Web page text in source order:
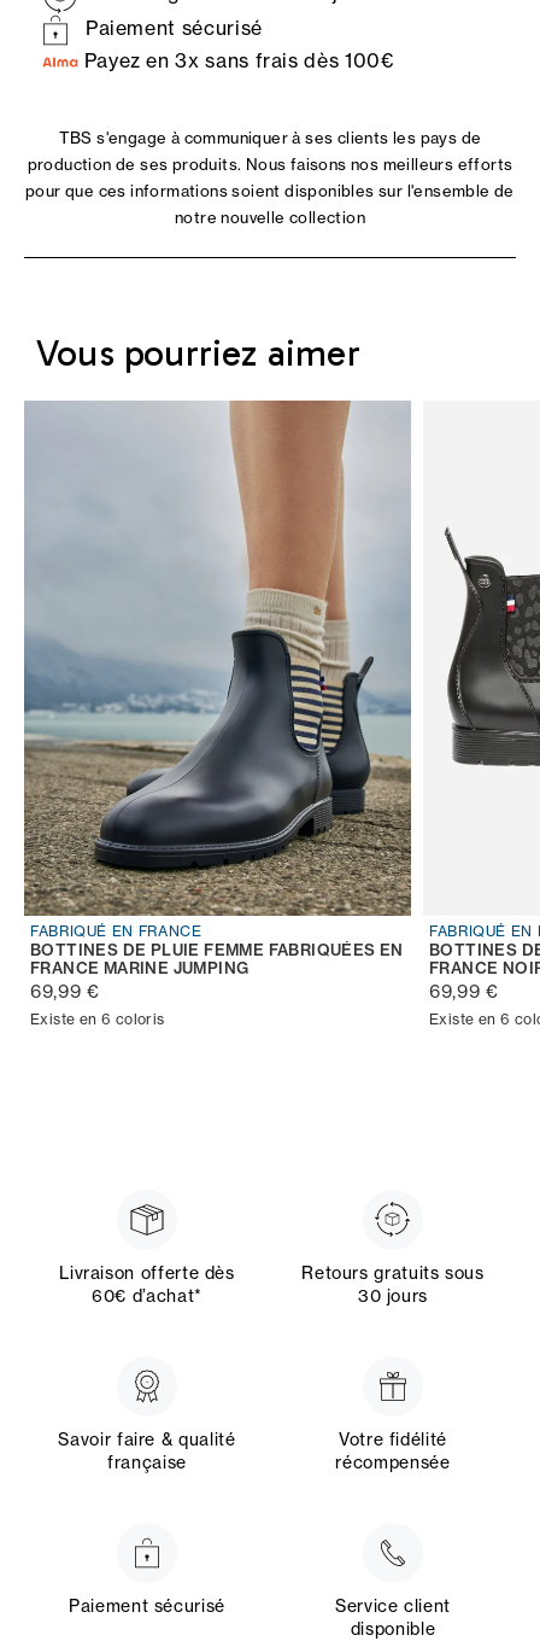
Paiement sécurisé
Payez en 3x sans frais dès 100€
TBS s'engage à communiquer à ses clients les pays de
production de ses produits. Nous faisons nos meilleurs efforts
pour que ces informations soient disponibles sur l'ensemble de
notre nouvelle collection
Vous pourriez aimer
FABRIQUÉ EN FRANCE
BOTTINES DE PLUIE FEMME FABRIQUÉES EN
FRANCE MARINE JUMPING
69,99 €
Existe en 6 coloris
FABRIQUÉ EN
BOTTINES
FRANCE
69,99 €
Existe en 6
Livraison offerte dès
60€ d’achat*
Retours gratuits sous
30 jours
Savoir faire & qualité
française
Votre fidélité
récompensée
Paiement sécurisé
Service client
disponible